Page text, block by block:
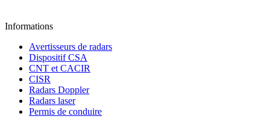
Informations
Avertisseurs de radars
Dispositif CSA
CNT et CACIR
CISR
Radars Doppler
Radars laser
Permis de conduire